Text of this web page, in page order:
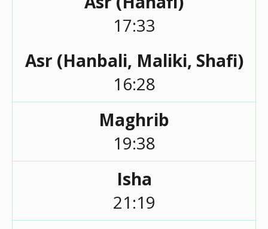
17:33
Asr (Hanbali, Maliki, Shafi)
16:28
Maghrib
19:38
Isha
21:19